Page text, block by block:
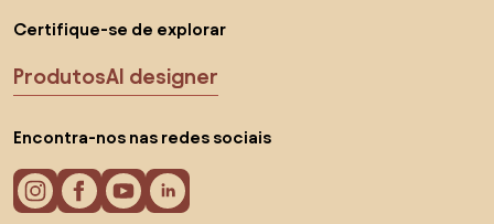
Certifique-se de explorar
ProdutosAI designer
Encontra-nos nas redes sociais